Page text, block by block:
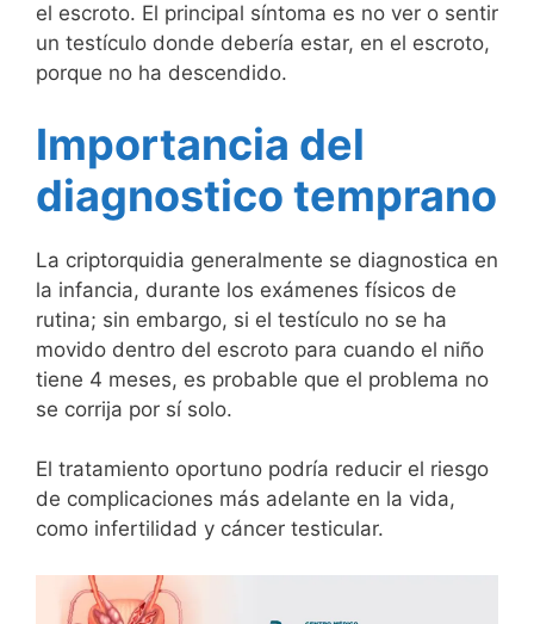
el escroto. El principal síntoma es no ver o sentir
un testículo donde debería estar, en el escroto,
porque no ha descendido.
Importancia del
diagnostico temprano
La criptorquidia generalmente se diagnostica en
la infancia, durante los exámenes físicos de
rutina; sin embargo, si el testículo no se ha
movido dentro del escroto para cuando el niño
tiene 4 meses, es probable que el problema no
se corrija por sí solo.
El tratamiento oportuno podría reducir el riesgo
de complicaciones más adelante en la vida,
como infertilidad y cáncer testicular.